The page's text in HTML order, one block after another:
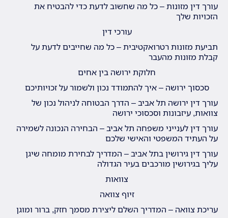
עורך דין מזונות – כל מה שחשוב לדעת כדי להבטיח את
הזכויות שלך
עורכי דין
תביעת מזונות רטרואקטיבית – כל מה שחייבים לדעת על
קבלת מזונות מהעבר
חלוקת ירושה בין אחים
סכסוך ירושה – איך להתמודד נכון ולשמור על זכויותיכם
עורך דין ירושה תל אביב – הדרך הבטוחה לניהול נכון של
צוואות, עיזבונות וסכסוכי ירושה
עורך דין לענייני משפחה תל אביב – הבחירה הנכונה לשמירה
על העתיד המשפטי והאישי שלכם
עורך דין גירושין בתל אביב – המדריך לבחירת מומחה שיגן
עליך בגירושין מורכבים בעיר הגדולה
צוואות
זיוף צוואה
עריכת צוואה – המדריך השלם ליצירת מסמך חזק, ברור ומוגן